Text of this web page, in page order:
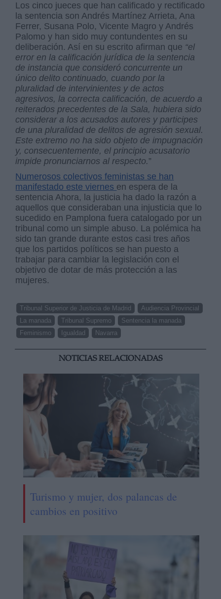
Los cinco jueces que han calificado y rectificado
la sentencia son Andrés Martínez Arrieta, Ana
Ferrer, Susana Polo, Vicente Magro y Andrés
Palomo y han sido muy contundentes en su
deliberación. Así en su escrito afirman que “el
error en la calificación jurídica de la sentencia
de instancia que consideró concurrente un
único delito continuado, cuando por la
pluralidad de intervinientes y de actos
agresivos, la correcta calificación, de acuerdo a
reiterados precedentes de la Sala, hubiera sido
considerar a los acusados autores y participes
de una pluralidad de delitos de agresión sexual.
Este extremo no ha sido objeto de impugnación
y, consecuentemente, el principio acusatorio
impide pronunciarnos al respecto.”
Numerosos colectivos feministas se han
manifestado este viernes en espera de la
sentencia Ahora, la justicia ha dado la razón a
aquellos que consideraban una injusticia que lo
sucedido en Pamplona fuera catalogado por un
tribunal como un simple abuso. La polémica ha
sido tan grande durante estos casi tres años
que los partidos políticos se han puesto a
trabajar para cambiar la legislación con el
objetivo de dotar de más protección a las
mujeres.
Tribunal Superior de Justicia de Madrid
Audiencia Provincial
La manada
Tribunal Supremo
Sentencia la manada
Feminismo
Igualdad Navarra
NOTICIAS RELACIONADAS
Turismo y mujer, dos palancas de
cambios en positivo